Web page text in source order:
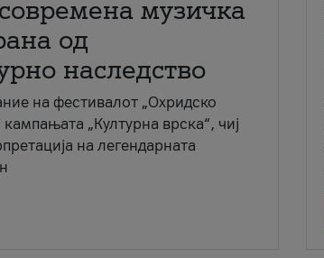
музичка
од
наследство
на фестивалот „Охридско
„Културна врска“, чиј
на легендарната